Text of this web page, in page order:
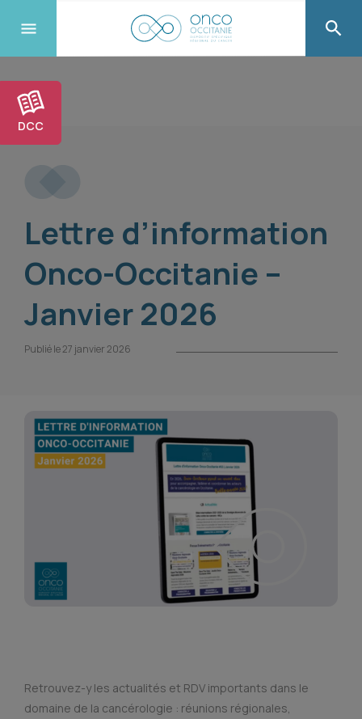
DCC
Lettre d’information
Onco-Occitanie –
Janvier 2026
Publié le 27 janvier 2026
Retrouvez-y les actualités et RDV importants dans le
domaine de la cancérologie : réunions régionales,